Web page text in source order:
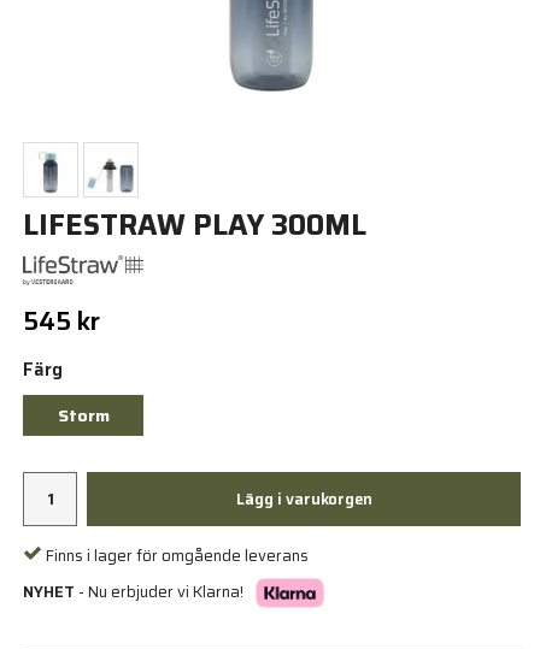
LIFESTRAW PLAY 300ML
545 kr
Färg
Storm
Lägg i varukorgen
Finns i lager för omgående leverans
NYHET - Nu erbjuder vi Klarna!